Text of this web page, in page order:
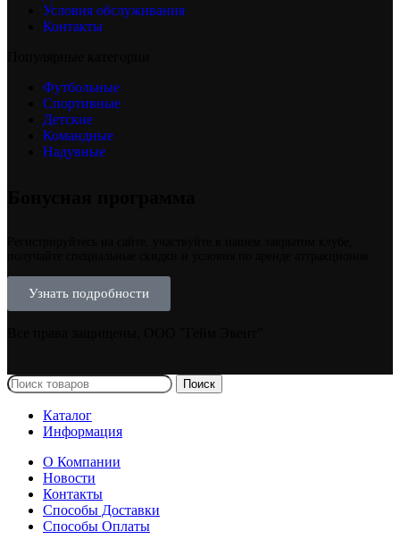
Условия обслуживания
Контакты
Футбольные
Спортивные
Детские
Командные
Надувные
Узнать подробности
Поиск
Каталог
Информация
О Компании
Новости
Контакты
Способы Доставки
Способы Оплаты